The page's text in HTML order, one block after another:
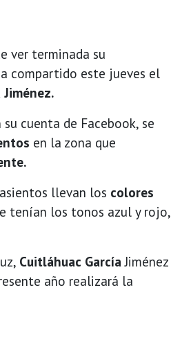
ver terminada su
compartido este jueves el
cuenta de Facebook, se
en la zona que
llevan los colores
tenían los tonos azul y rojo,
Cuitláhuac García Jiménez
año realizará la